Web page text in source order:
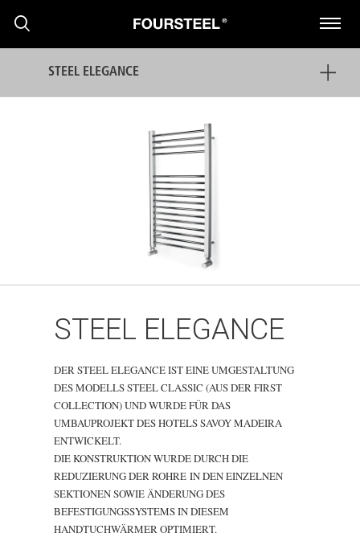
STEEL ELEGANCE
STEEL ELEGANCE
DER STEEL ELEGANCE IST EINE UMGESTALTUNG
DES MODELLS STEEL CLASSIC (AUS DER FIRST
COLLECTION) UND WURDE FÜR DAS
UMBAUPROJEKT DES HOTELS SAVOY MADEIRA
ENTWICKELT.
DIE KONSTRUKTION WURDE DURCH DIE
REDUZIERUNG DER ROHRE IN DEN EINZELNEN
SEKTIONEN SOWIE ÄNDERUNG DES
BEFESTIGUNGSSYSTEMS IN DIESEM
HANDTUCHWÄRMER OPTIMIERT.
PRESSEMITTEILUNGEN
NACHRICHTEN
SOBRE
KONTAKTDATEN